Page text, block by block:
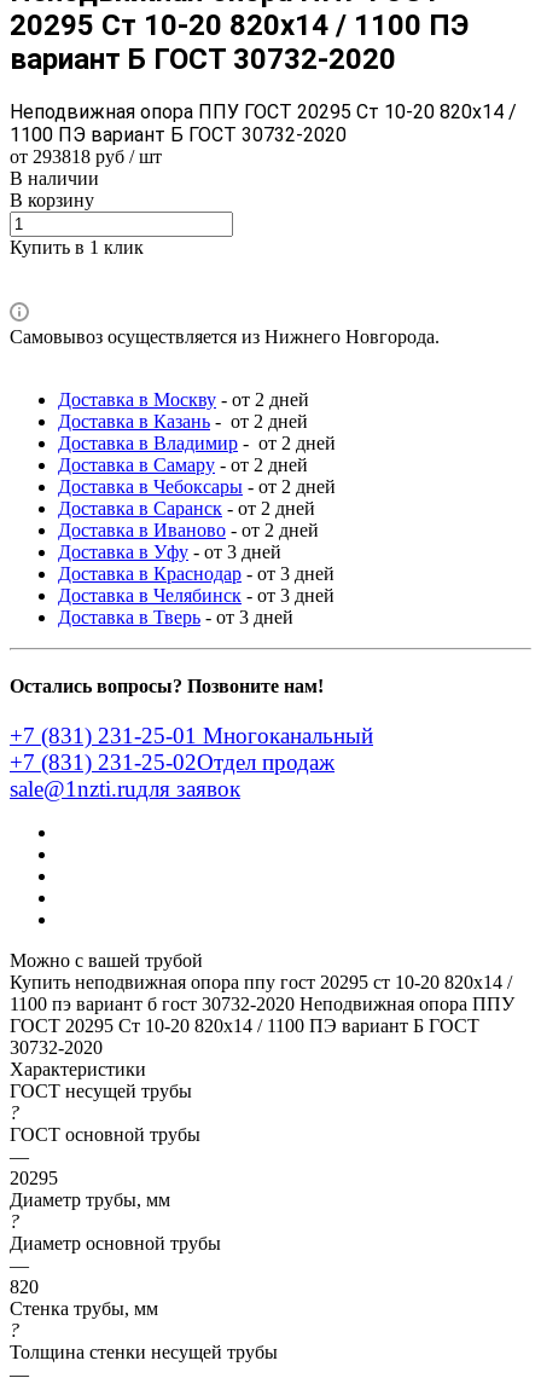
20295 Ст 10-20 820x14 / 1100 ПЭ
вариант Б ГОСТ 30732-2020
Неподвижная опора ППУ ГОСТ 20295 Ст 10-20 820x14 /
1100 ПЭ вариант Б ГОСТ 30732-2020
от 293818 руб / шт
В наличии
В корзину
Купить в 1 клик
Самовывоз осуществляется из Нижнего Новгорода.
Доставка в Москву - от 2 дней
Доставка в Казань - от 2 дней
Доставка в Владимир - от 2 дней
Доставка в Самару - от 2 дней
Доставка в Чебоксары - от 2 дней
Доставка в Саранск - от 2 дней
Доставка в Иваново - от 2 дней
Доставка в Уфу - от 3 дней
Доставка в Краснодар - от 3 дней
Доставка в Челябинск - от 3 дней
Доставка в Тверь - от 3 дней
Остались вопросы? Позвоните нам!
+7 (831) 231-25-01 Многоканальный
+7 (831) 231-25-02Отдел продаж
sale@1nzti.ruдля заявок
Можно с вашей трубой
Купить неподвижная опора ппу гост 20295 ст 10-20 820x14 /
1100 пэ вариант б гост 30732-2020 Неподвижная опора ППУ
ГОСТ 20295 Ст 10-20 820x14 / 1100 ПЭ вариант Б ГОСТ
30732-2020
Характеристики
ГОСТ несущей трубы
?
ГОСТ основной трубы
—
20295
Диаметр трубы, мм
?
Диаметр основной трубы
—
820
Стенка трубы, мм
?
Толщина стенки несущей трубы